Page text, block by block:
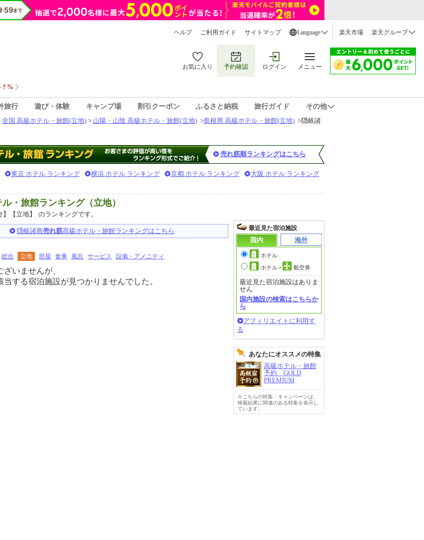
ヘルプ ご利用ガイド サイトマップ Language 楽天市場 楽天グループ
お気に入り 予約確認 ログイン メニュー
旅行 遊び・体験 キャンプ場 割引クーポン ふるさと納税 旅行ガイド
その他
全国 高級ホテル・旅館(立地) > 山陽・山陰 高級ホテル・旅館(立地) >島根県 高級ホテル・旅館(立地) >隠岐諸
売れ筋順ランキングはこちら
東京 ホテル ランキング 横浜 ホテル ランキング 京都 ホテル ランキング 大阪 ホテル ランキング
・旅館ランキング（立地）
【立地】 のランキングです。
隠岐諸島売れ筋高級ホテル・旅館ランキングはこちら
総合 立地 部屋 食事 風呂 サービス 設備・アメニティ
いませんが、
当する宿泊施設が見つかりませんでした。
最近見た宿泊施設
国内
海外
ホテル
ホテル+ 航空券
最近見た宿泊施設はありま
せん
国内施設の検索はこちらか
ら
アフィリエイトに利用す
る
あなたにオススメの特集
高級ホテル・旅館
予約 GOLD
PREMIUM
※こちらの特集・キャンペーンは、
検索結果に関連のある特集を表示し
ています。